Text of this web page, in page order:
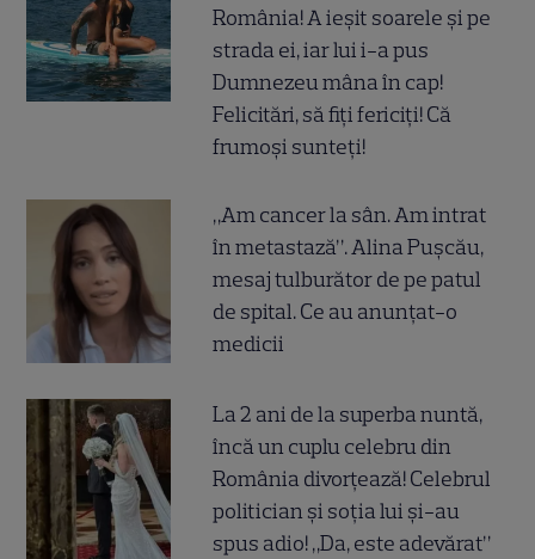
România! A ieșit soarele și pe
strada ei, iar lui i-a pus
Dumnezeu mâna în cap!
Felicitări, să fiți fericiți! Că
frumoși sunteți!
„Am cancer la sân. Am intrat
în metastază”. Alina Pușcău,
mesaj tulburător de pe patul
de spital. Ce au anunțat-o
medicii
La 2 ani de la superba nuntă,
încă un cuplu celebru din
România divorțează! Celebrul
politician și soția lui și-au
spus adio! „Da, este adevărat”